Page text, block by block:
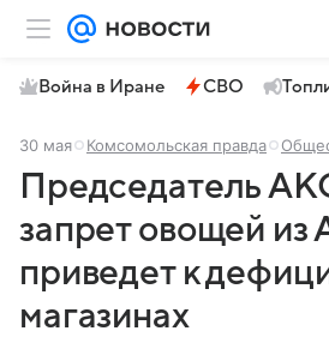
Война в Иране СВО
30 мая Комсомольская правда
Председатель
запрет овощей из
приведет к
магазинах